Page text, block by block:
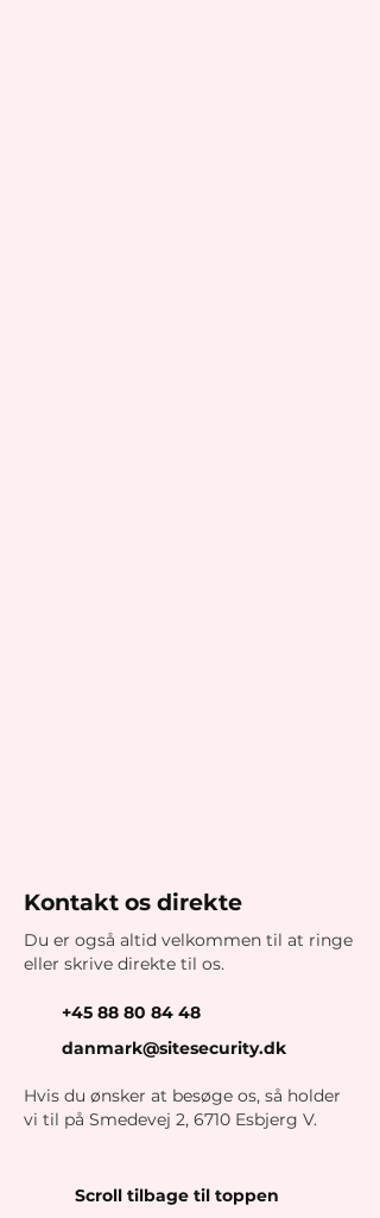
Kontakt os direkte
Du er også altid velkommen til at ringe
eller skrive direkte til os.
+45 88 80 84 48
danmark@sitesecurity.dk
Hvis du ønsker at besøge os, så holder
vi til på Smedevej 2, 6710 Esbjerg V.
Scroll tilbage til toppen